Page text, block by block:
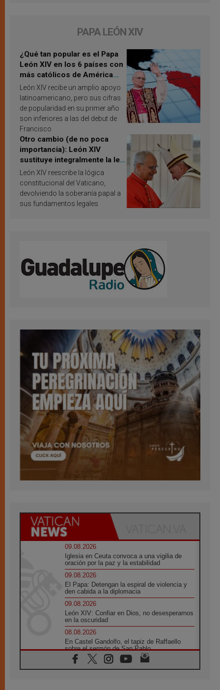
PAPA LEÓN XIV
¿Qué tan popular es el Papa
León XIV en los 6 países con
más católicos de América
Latina en 2026? Publican
resultados de investigación
León XIV recibe un amplio apoyo
latinoamericano, pero sus cifras
de popularidad en su primer año
son inferiores a las del debut de
Francisco
Otro cambio (de no poca
importancia): León XIV
sustituye integralmente la ley
vaticana de Papa Francisco
León XIV reescribe la lógica
constitucional del Vaticano,
devolviendo la soberanía papal a
sus fundamentos legales
09.08.2026
Iglesia en Ceuta convoca a una vigilia de
oración por la paz y la estabilidad
09.08.2026
El Papa: Detengan la espiral de violencia y
den cabida a la diplomacia
09.08.2026
León XIV: Confiar en Dios, no desesperarnos
en la oscuridad
08.08.2026
En Castel Gandolfo, el tapiz de Raffaello
sobre el sermón de San Pablo
08.08.2026
En Colombia, «la paz no se compra con una